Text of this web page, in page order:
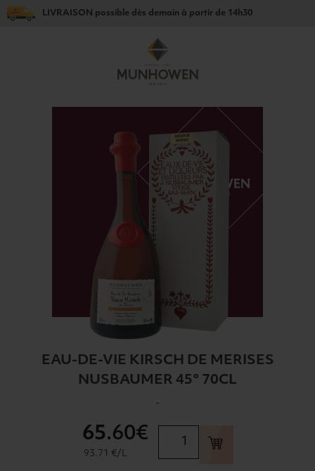
LIVRAISON possible dès demain à partir de 14h30
EAU-DE-VIE KIRSCH DE MERISES
NUSBAUMER 45° 70CL
-
65.60€
93.71 €/L